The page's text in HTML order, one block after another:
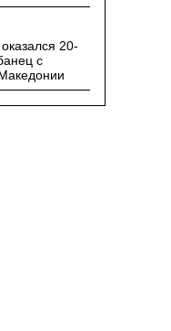
20-
с